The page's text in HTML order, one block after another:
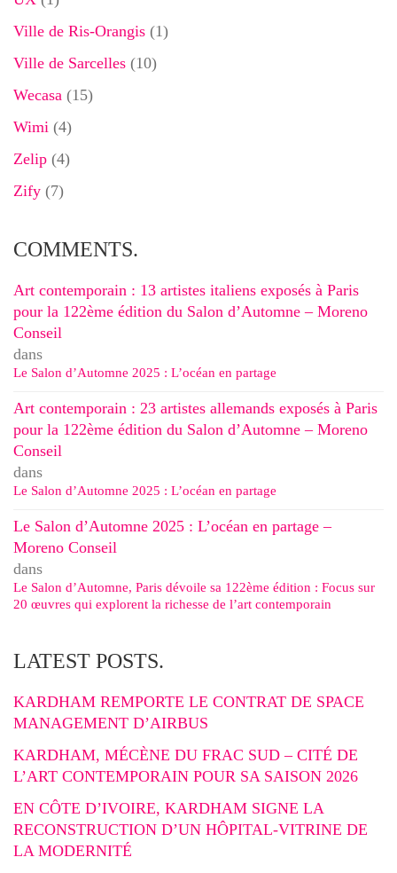
Ville de Ris-Orangis (1)
Ville de Sarcelles (10)
Wecasa (15)
Wimi (4)
Zelip (4)
Zify (7)
COMMENTS.
Art contemporain : 13 artistes italiens exposés à Paris
pour la 122ème édition du Salon d’Automne – Moreno
Conseil
dans
Le Salon d’Automne 2025 : L’océan en partage
Art contemporain : 23 artistes allemands exposés à Paris
pour la 122ème édition du Salon d’Automne – Moreno
Conseil
dans
Le Salon d’Automne 2025 : L’océan en partage
Le Salon d’Automne 2025 : L’océan en partage –
Moreno Conseil
dans
Le Salon d’Automne, Paris dévoile sa 122ème édition : Focus sur
20 œuvres qui explorent la richesse de l’art contemporain
LATEST POSTS.
KARDHAM REMPORTE LE CONTRAT DE SPACE
MANAGEMENT D’AIRBUS
KARDHAM, MÉCÈNE DU FRAC SUD – CITÉ DE
L’ART CONTEMPORAIN POUR SA SAISON 2026
EN CÔTE D’IVOIRE, KARDHAM SIGNE LA
RECONSTRUCTION D’UN HÔPITAL-VITRINE DE
LA MODERNITÉ